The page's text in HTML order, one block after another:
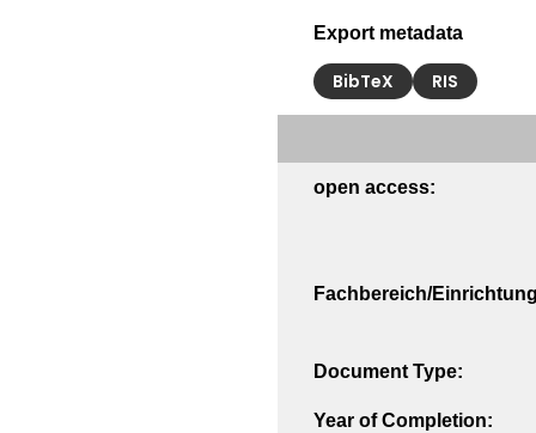
Export metadata
BibTeX RIS
open access:
Fachbereich/
Document Type:
Year of Completion: